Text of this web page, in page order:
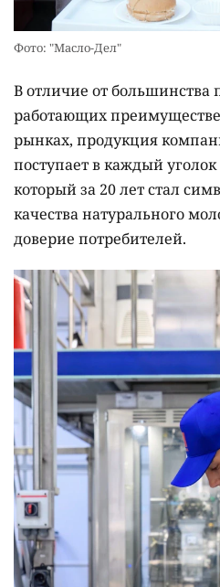
Фото: "Масло-Дел"
В отличие от большинства
работающих
рынках, продукция
поступает в каждый
который за 20 лет стал
качества натурального
доверие потребителей.